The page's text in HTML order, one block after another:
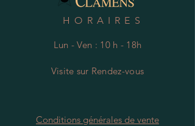
HORAIRES
Lun - Ven : 10 h - 18h
Visite sur Rendez-vous
Conditions générales de vente